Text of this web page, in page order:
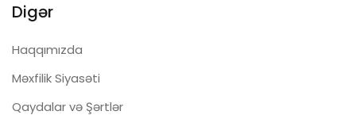
Digər
Haqqımızda
Məxfilik Siyasəti
Qaydalar və Şərtlər